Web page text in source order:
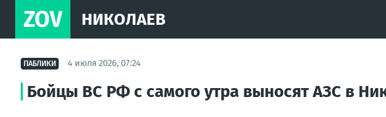
ZOV НИКОЛАЕВ
ПАБЛИКИ 4 июля 2026, 07:24
Бойцы ВС РФ с самого утра выносят АЗС в